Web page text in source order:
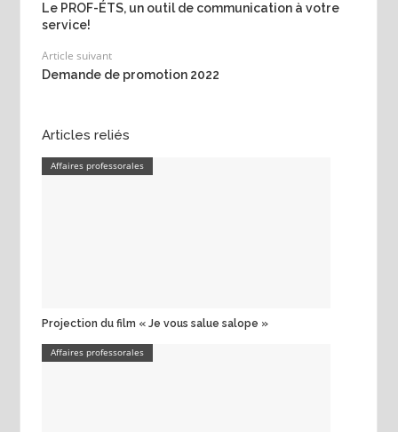
Le PROF-ÉTS, un outil de communication à votre
service!
Article suivant
Demande de promotion 2022
Articles reliés
Affaires professorales
Projection du film « Je vous salue salope »
Affaires professorales